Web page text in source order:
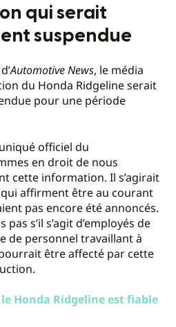
qui serait
suspendue
d’Automotive News, le média
du Honda Ridgeline serait
pour une période
officiel du
en droit de nous
cette information. Il s’agirait
affirment être au courant
pas encore été annoncés.
s’il s’agit d’employés de
de personnel travaillant à
pourrait être affecté par cette
le Honda Ridgeline est fiable